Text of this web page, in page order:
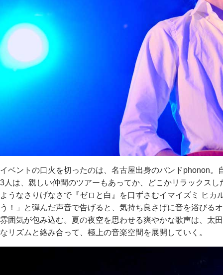
イベントの口火を切ったのは、名古屋出身のバンドphonon
3人は、親しい仲間のツアーもあってか、どこかリラックス
ようなさりげなさで『ゼロと白』を口ずさむイマイズミ ヒカ
う！」と弾んだ声音で告げると、気持ち良さげに音を浴びる
雰囲気が包み込む。夏の夜空を思わせる爽やかな歌声は、太
なリズムと絡み合って、極上の音楽空間を展開していく。